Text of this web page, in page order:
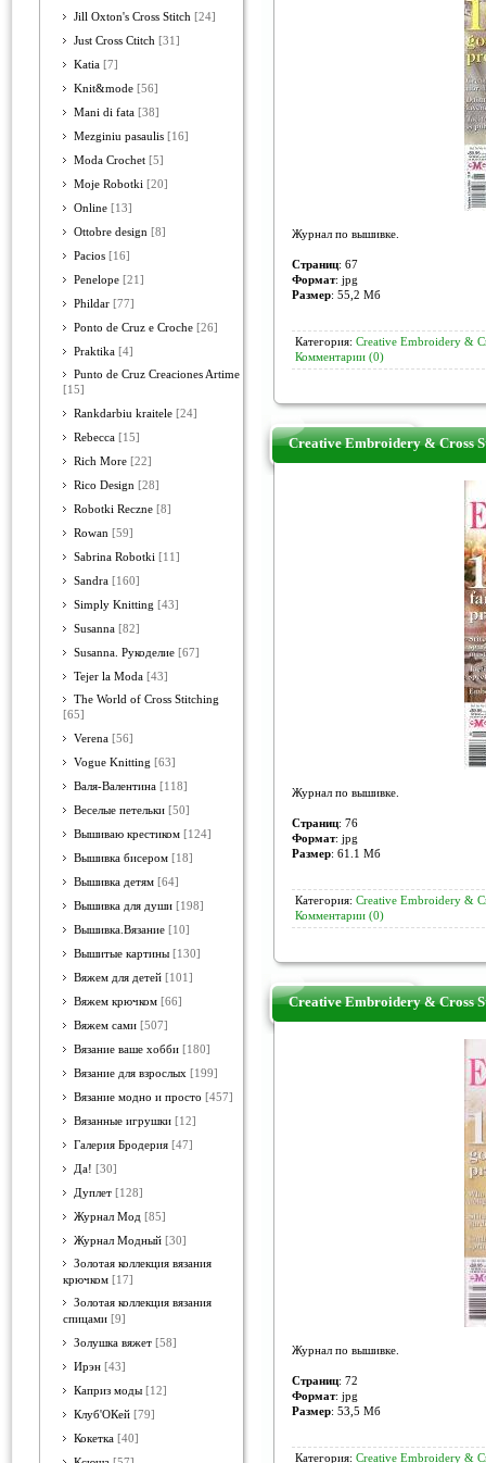
Jill Oxton's Cross Stitch [24]
Just Cross Ctitch [31]
Katia [7]
Knit&mode [56]
Mani di fata [38]
Mezginiu pasaulis [16]
Moda Crochet [5]
Moje Robotki [20]
Online [13]
Ottobre design [8]
Pacios [16]
Penelope [21]
Phildar [77]
Ponto de Cruz e Croche [26]
Praktika [4]
Punto de Cruz Creaciones Artime
[15]
Rankdarbiu kraitele [24]
Rebecca [15]
Rich More [22]
Rico Design [28]
Robotki Reczne [8]
Rowan [59]
Sabrina Robotki [11]
Sandra [160]
Simply Knitting [43]
Susanna [82]
Susanna. Рукоделие [67]
Tejer la Moda [43]
The World of Cross Stitching
[65]
Verena [56]
Vogue Knitting [63]
Валя-Валентина [118]
Веселые петельки [50]
Вышиваю крестиком [124]
Вышивка бисером [18]
Вышивка детям [64]
Вышивка для души [198]
Вышивка.Вязание [10]
Вышитые картины [130]
Вяжем для детей [101]
Вяжем крючком [66]
Вяжем сами [507]
Вязание ваше хобби [180]
Вязание для взрослых [199]
Вязание модно и просто [457]
Вязанные игрушки [12]
Галерия Бродерия [47]
Да! [30]
Дуплет [128]
Журнал Мод [85]
Журнал Модный [30]
Золотая коллекция вязания
крючком [17]
Золотая коллекция вязания
спицами [9]
Золушка вяжет [58]
Ирэн [43]
Каприз моды [12]
Клуб'ОКей [79]
Кокетка [40]
Журнал по вышивке.
Страниц: 67
Формат: jpg
Размер: 55,2 Мб
Категория: Creative Embroidery &
Комментарии (0)
Creative Embroidery & Cross
Журнал по вышивке.
Страниц: 76
Формат: jpg
Размер: 61.1 Мб
Категория: Creative Embroidery &
Комментарии (0)
Creative Embroidery & Cross
Журнал по вышивке.
Страниц: 72
Формат: jpg
Размер: 53,5 Мб
Категория: Creative Embroidery &